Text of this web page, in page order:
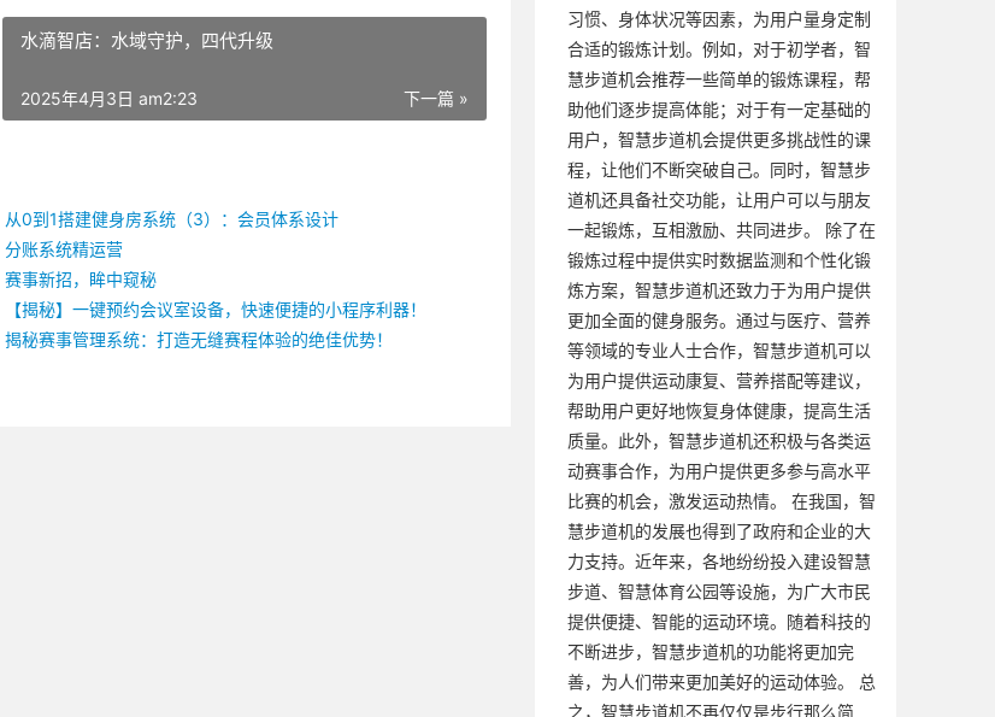
水滴智店：水域守护，四代升级
下一篇 »
2025年4月3日 am2:23
从0到1搭建健身房系统（3）：会员体系设计
分账系统精运营
赛事新招，眸中窥秘
【揭秘】一键预约会议室设备，快速便捷的小程序利器！
揭秘赛事管理系统：打造无缝赛程体验的绝佳优势！
习惯、身体状况等因素，为用户量身定制
合适的锻炼计划。例如，对于初学者，智
慧步道机会推荐一些简单的锻炼课程，帮
助他们逐步提高体能；对于有一定基础的
用户，智慧步道机会提供更多挑战性的课
程，让他们不断突破自己。同时，智慧步
道机还具备社交功能，让用户可以与朋友
一起锻炼，互相激励、共同进步。 除了在
锻炼过程中提供实时数据监测和个性化锻
炼方案，智慧步道机还致力于为用户提供
更加全面的健身服务。通过与医疗、营养
等领域的专业人士合作，智慧步道机可以
为用户提供运动康复、营养搭配等建议，
帮助用户更好地恢复身体健康，提高生活
质量。此外，智慧步道机还积极与各类运
动赛事合作，为用户提供更多参与高水平
比赛的机会，激发运动热情。 在我国，智
慧步道机的发展也得到了政府和企业的大
力支持。近年来，各地纷纷投入建设智慧
步道、智慧体育公园等设施，为广大市民
提供便捷、智能的运动环境。随着科技的
不断进步，智慧步道机的功能将更加完
善，为人们带来更加美好的运动体验。 总
之，智慧步道机不再仅仅是步行那么简